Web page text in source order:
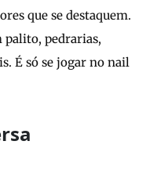
que se destaquem.
palito, pedrarias,
É só se jogar no nail